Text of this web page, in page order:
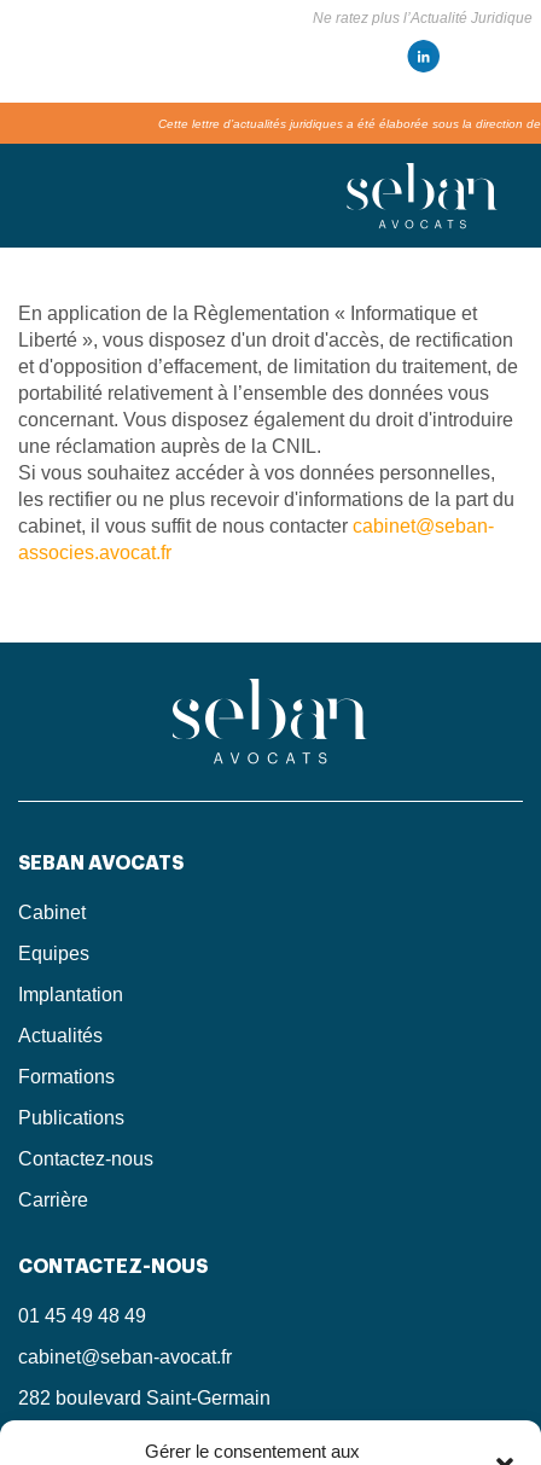
Gérer le consentement aux
Ne ratez plus l’Actualité Juridique
Cette lettre d’actualités juridiques a été élaborée sous la direction
En application de la Règlementation « Informatique et
Liberté », vous disposez d'un droit d'accès, de rectification
et d'opposition d’effacement, de limitation du traitement, de
portabilité relativement à l’ensemble des données vous
concernant. Vous disposez également du droit d'introduire
une réclamation auprès de la CNIL.
Si vous souhaitez accéder à vos données personnelles,
les rectifier ou ne plus recevoir d'informations de la part du
cabinet, il vous suffit de nous contacter cabinet@seban-
associes.avocat.fr
SEBAN AVOCATS
Cabinet
Equipes
Implantation
Actualités
Formations
Publications
Contactez-nous
Carrière
CONTACTEZ-NOUS
01 45 49 48 49
cabinet@seban-avocat.fr
282 boulevard Saint-Germain